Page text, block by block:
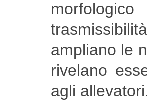
ampliano le
rivelano
agli